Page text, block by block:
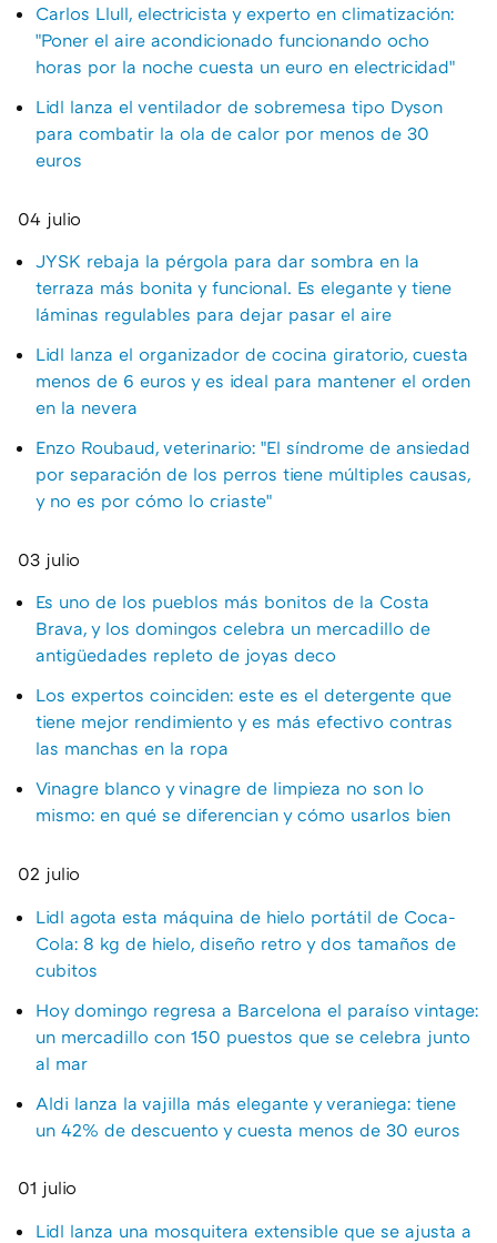
Carlos Llull, electricista y experto en climatización:
"Poner el aire acondicionado funcionando ocho
horas por la noche cuesta un euro en electricidad"
Lidl lanza el ventilador de sobremesa tipo Dyson
para combatir la ola de calor por menos de 30
euros
04 julio
JYSK rebaja la pérgola para dar sombra en la
terraza más bonita y funcional. Es elegante y tiene
láminas regulables para dejar pasar el aire
Lidl lanza el organizador de cocina giratorio, cuesta
menos de 6 euros y es ideal para mantener el orden
en la nevera
Enzo Roubaud, veterinario: "El síndrome de ansiedad
por separación de los perros tiene múltiples causas,
y no es por cómo lo criaste"
03 julio
Es uno de los pueblos más bonitos de la Costa
Brava, y los domingos celebra un mercadillo de
antigüedades repleto de joyas deco
Los expertos coinciden: este es el detergente que
tiene mejor rendimiento y es más efectivo contras
las manchas en la ropa
Vinagre blanco y vinagre de limpieza no son lo
mismo: en qué se diferencian y cómo usarlos bien
02 julio
Lidl agota esta máquina de hielo portátil de Coca-
Cola: 8 kg de hielo, diseño retro y dos tamaños de
cubitos
Hoy domingo regresa a Barcelona el paraíso vintage:
un mercadillo con 150 puestos que se celebra junto
al mar
Aldi lanza la vajilla más elegante y veraniega: tiene
un 42% de descuento y cuesta menos de 30 euros
01 julio
Lidl lanza una mosquitera extensible que se ajusta a